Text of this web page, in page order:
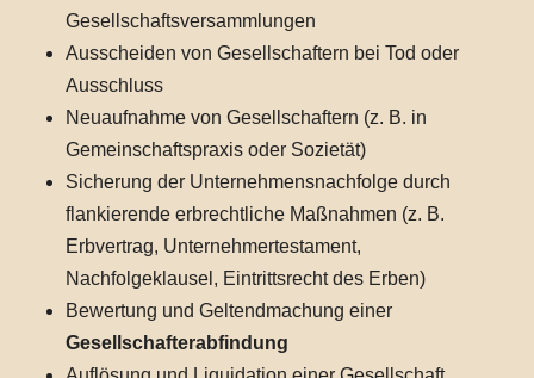
Gesellschaftsversammlungen
Ausscheiden von Gesellschaftern bei Tod oder
Ausschluss
Neuaufnahme von Gesellschaftern (z. B. in
Gemeinschaftspraxis oder Sozietät)
Sicherung der Unternehmensnachfolge durch
flankierende erbrechtliche Maßnahmen (z. B.
Erbvertrag, Unternehmertestament,
Nachfolgeklausel, Eintrittsrecht des Erben)
Bewertung und Geltendmachung einer
Gesellschafterabfindung